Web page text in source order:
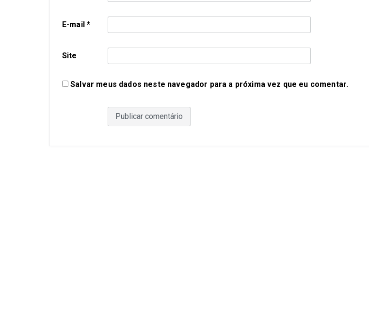
E-mail*
Site
Salvar meus dados neste navegador para a próxima vez que eu comentar.